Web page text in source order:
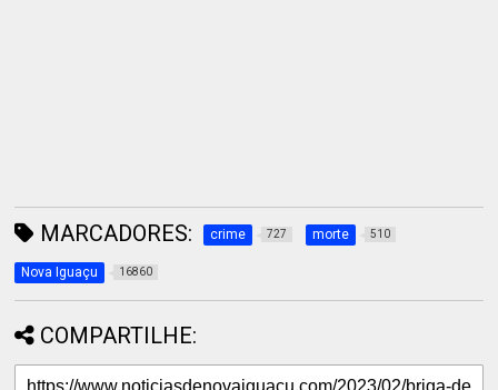
MARCADORES: crime 727 morte 510
Nova Iguaçu 16860
COMPARTILHE: